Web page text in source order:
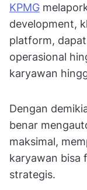
KPMG
development,
platform,
operasional
karyawan
Dengan
benar
maksimal,
karyawan bisa
strategis.